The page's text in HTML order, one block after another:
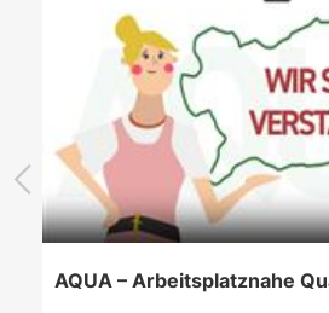
AQUA – Arbeitsplatznahe